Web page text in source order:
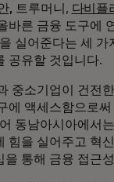
, 트루머니, 다비플
바른 금융 도구에
실어준다는 세
공유할 것입니다.
중소기업이 건전
에 액세스함으로
동남아시아에서
힘을 실어주고 혁
통해 금융 접근